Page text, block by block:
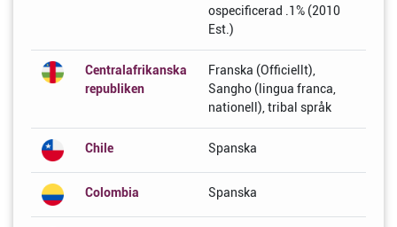
ospecificerad .1% (2010
Est.)
Centralafrikanska
republiken
Franska (Officiellt),
Sangho (lingua franca,
nationell), tribal språk
Chile Spanska
Colombia Spanska